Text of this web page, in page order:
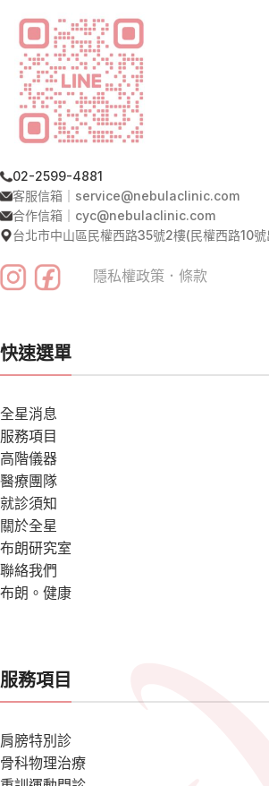
02-2599-4881
客服信箱｜service@nebulaclinic.com
合作信箱｜cyc@nebulaclinic.com
台北市中山區民權西路35號2樓(民權西路10
隱私權政策 ． 條款
快速選單
全星消息
服務項目
高階儀器
醫療團隊
就診須知
關於全星
布朗研究室
聯絡我們
布朗。健康
服務項目
肩膀特別診
骨科物理治療